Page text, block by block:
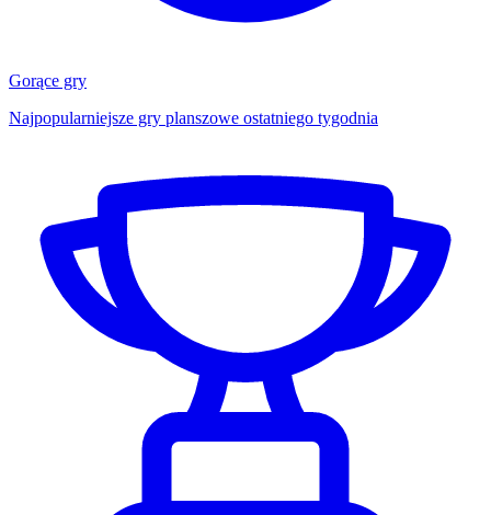
Gorące gry
Najpopularniejsze gry planszowe ostatniego tygodnia